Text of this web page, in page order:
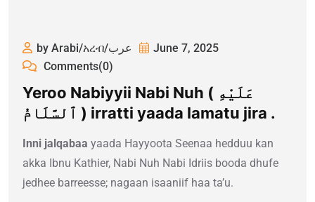
by Arabi/አረብ/عرب
June 7, 2025
Comments(0)
Yeroo Nabiyyii Nabi Nuh ( عَلَيْهِ
ٱلسَّلَامُ ) irratti yaada lamatu jira .
Inni jalqabaa yaada Hayyoota Seenaa hedduu kan
akka Ibnu Kathier, Nabi Nuh Nabi Idriis booda dhufe
jedhee barreesse; nagaan isaaniif haa ta’u.